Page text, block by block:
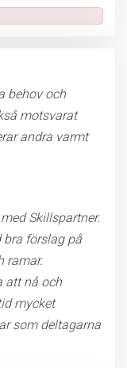
behov och
motsvarat
andra varmt
Skillspartner.
bra förslag på
ramar.
att nå och
mycket
som deltagarna